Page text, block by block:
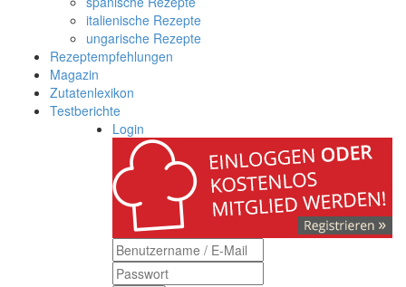
italienische Rezepte
ungarische Rezepte
Rezeptempfehlungen
Magazin
Zutatenlexikon
Testberichte
Login